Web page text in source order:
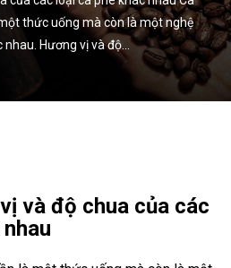
thức uống mà còn là một nghệ
Hương vị và độ…
và độ chua của các